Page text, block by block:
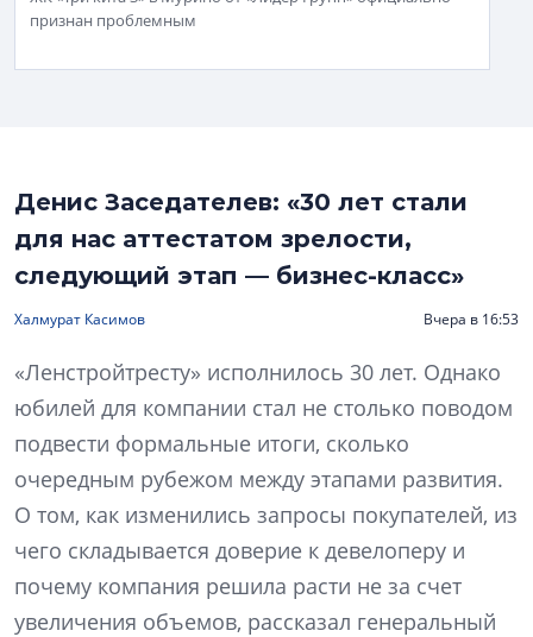
признан проблемным
Денис Заседателев: «30 лет стали
для нас аттестатом зрелости,
следующий этап — бизнес-класс»
Халмурат Касимов Вчера в 16:53
«Ленстройтресту» исполнилось 30 лет. Однако
юбилей для компании стал не столько поводом
подвести формальные итоги, сколько
очередным рубежом между этапами развития.
О том, как изменились запросы покупателей, из
чего складывается доверие к девелоперу и
почему компания решила расти не за счет
увеличения объемов, рассказал генеральный